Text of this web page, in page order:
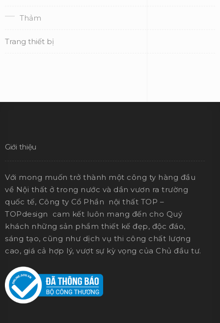
Thảm
Trang thiết bị
Giới thiệu
Với mong muốn trở thành một công ty hàng đầu
về Nội thất ở trong nước và dần vươn ra trường
quốc tế, Công ty Cổ Phần nội thất TOP –
TOPdesign cam kết luôn mang đến cho Quý
khách những sản phẩm thiết kế đẹp, độc đáo,
sáng tạo, cũng như dịch vụ thi công chất lượng
cao, giá cả hợp lý, vượt sự kỳ vọng của Chủ đầu tư.